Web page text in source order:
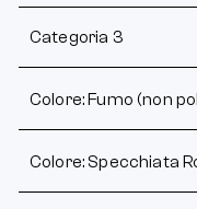
Categoria 3
Colore: Fumo (non
Colore: Specchiata